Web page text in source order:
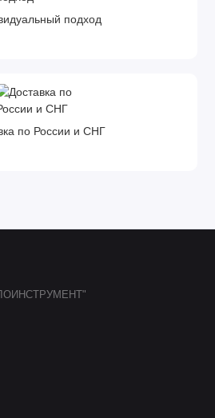
подход
по России и СНГ